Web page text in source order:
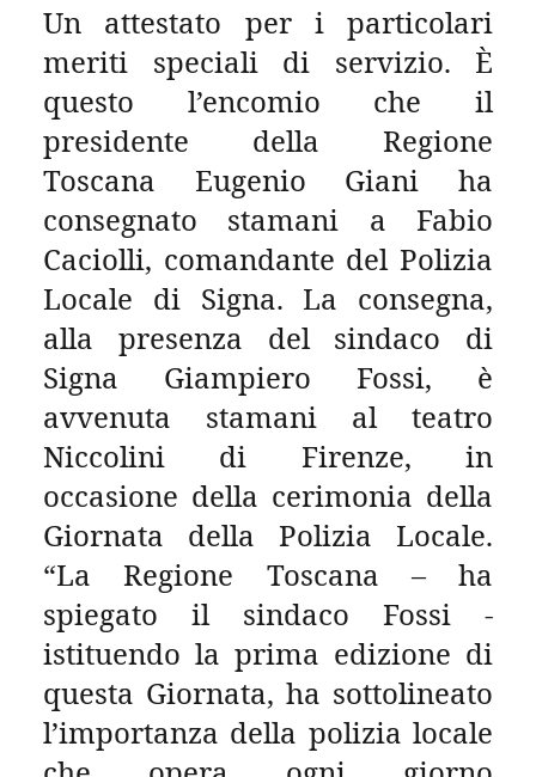
Un attestato per i particolari
meriti speciali di servizio. È
questo l’encomio che il
presidente della Regione
Toscana Eugenio Giani ha
consegnato stamani a Fabio
Caciolli, comandante del Polizia
Locale di Signa. La consegna,
alla presenza del sindaco di
Signa Giampiero Fossi, è
avvenuta stamani al teatro
Niccolini di Firenze, in
occasione della cerimonia della
Giornata della Polizia Locale.
“La Regione Toscana – ha
spiegato il sindaco Fossi -
istituendo la prima edizione di
questa Giornata, ha sottolineato
l’importanza della polizia locale